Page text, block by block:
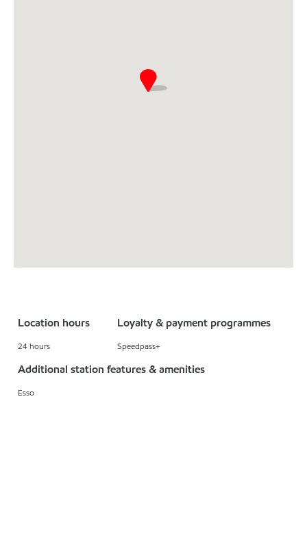
Location hours
24 hours
Loyalty & payment programmes
Speedpass+
Additional station features & amenities
Esso